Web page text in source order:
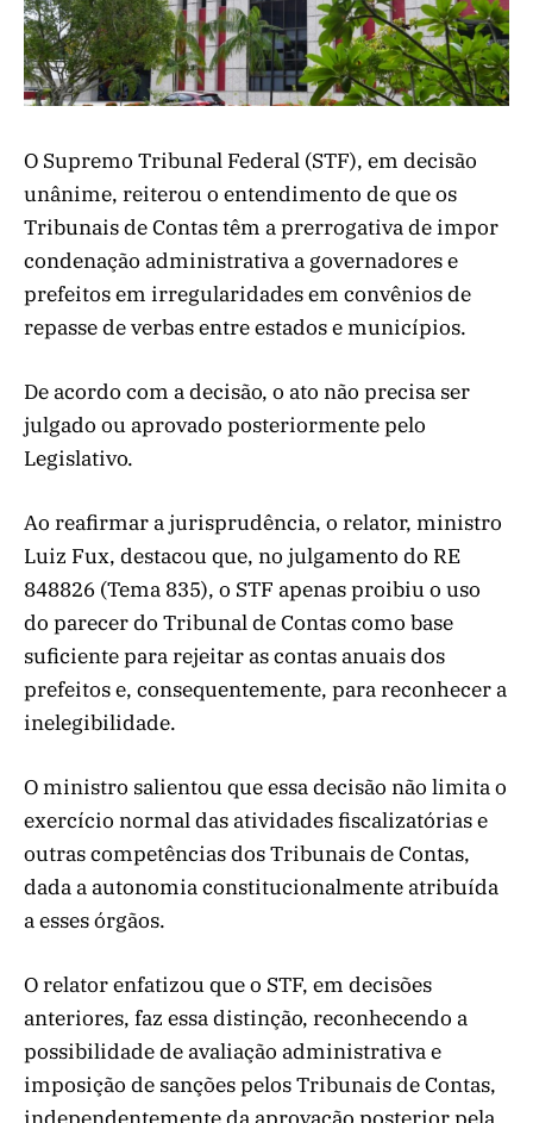
O Supremo Tribunal Federal (STF), em decisão
unânime, reiterou o entendimento de que os
Tribunais de Contas têm a prerrogativa de impor
condenação administrativa a governadores e
prefeitos em irregularidades em convênios de
repasse de verbas entre estados e municípios.
De acordo com a decisão, o ato não precisa ser
julgado ou aprovado posteriormente pelo
Legislativo.
Ao reafirmar a jurisprudência, o relator, ministro
Luiz Fux, destacou que, no julgamento do RE
848826 (Tema 835), o STF apenas proibiu o uso
do parecer do Tribunal de Contas como base
suficiente para rejeitar as contas anuais dos
prefeitos e, consequentemente, para reconhecer a
inelegibilidade.
O ministro salientou que essa decisão não limita o
exercício normal das atividades fiscalizatórias e
outras competências dos Tribunais de Contas,
dada a autonomia constitucionalmente atribuída
a esses órgãos.
O relator enfatizou que o STF, em decisões
anteriores, faz essa distinção, reconhecendo a
possibilidade de avaliação administrativa e
imposição de sanções pelos Tribunais de Contas,